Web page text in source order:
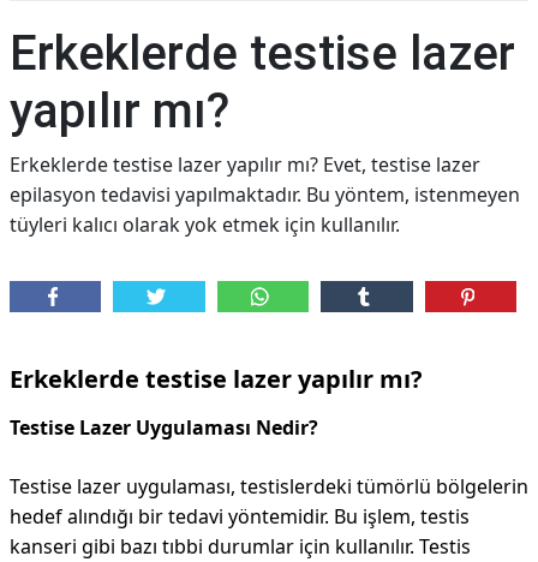
PROTEZ
PEELİNG
ERKEK
BAKIMI
Erkeklerde testise lazer
yapılır mı?
Erkeklerde testise lazer yapılır mı? Evet, testise lazer
epilasyon tedavisi yapılmaktadır. Bu yöntem, istenmeyen
tüyleri kalıcı olarak yok etmek için kullanılır.
Erkeklerde testise lazer yapılır mı?
Testise Lazer Uygulaması Nedir?
Testise lazer uygulaması, testislerdeki tümörlü bölgelerin
hedef alındığı bir tedavi yöntemidir. Bu işlem, testis
kanseri gibi bazı tıbbi durumlar için kullanılır. Testis